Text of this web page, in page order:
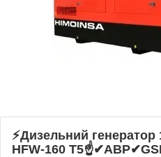
⚡️Дизельний генератор
HFW-160